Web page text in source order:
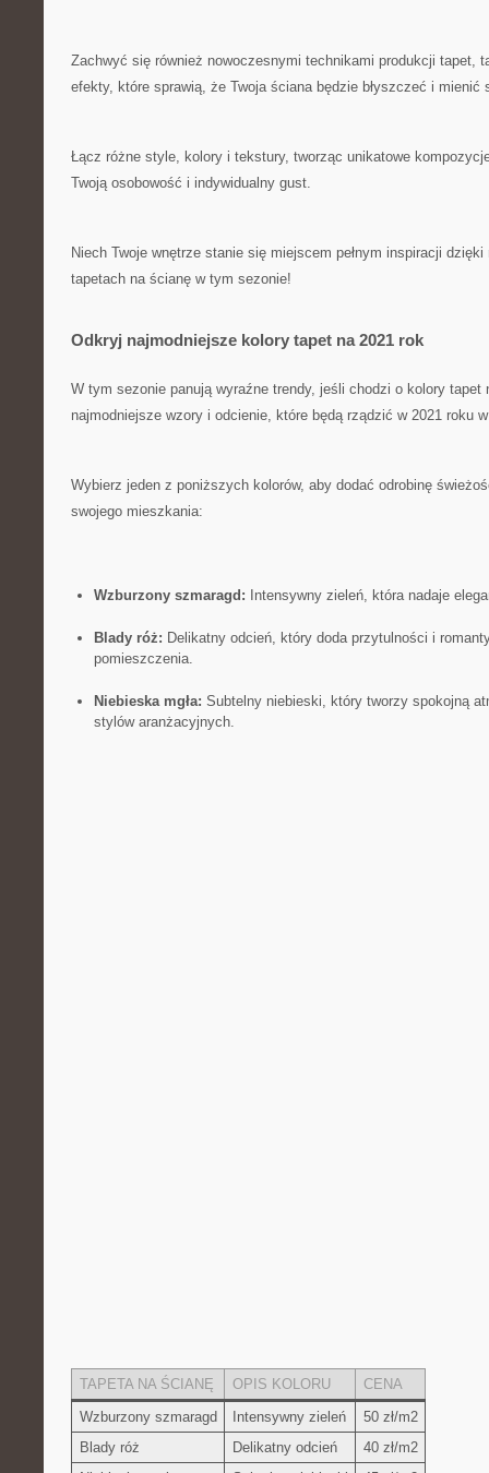
Zachwyć się również nowoczesnymi ⁢technikami produkcji tapet,
efekty, które sprawią, że Twoja ściana będzie błyszczeć i mienić
Łącz⁣ różne style, kolory i tekstury,​ tworząc unikatowe
Twoją osobowość i indywidualny gust.
Niech Twoje wnętrze stanie się miejscem pełnym inspiracji
tapetach na ścianę w tym‌ sezonie!
Odkryj najmodniejsze kolory tapet na 2021 rok
W tym sezonie panują wyraźne trendy, jeśli chodzi o kolory tapet
⁤najmodniejsze wzory i odcienie, które ⁤będą rządzić w 2021‍ roku
Wybierz⁤ jeden z poniższych kolorów, ‌aby dodać odrobinę
swojego mieszkania:
Wzburzony szmaragd: Intensywny zieleń, która nadaje
Blady róż: Delikatny odcień, który doda przytulności i
pomieszczenia.
Niebieska mgła: Subtelny niebieski, który tworzy spokojną
stylów aranżacyjnych.
TAPETA NA ŚCIANĘ OPIS KOLORU
CENA
Wzburzony szmaragd
Intensywny zieleń
50 zł/m2
Blady róż
Delikatny ‌odcień
40 zł/m2